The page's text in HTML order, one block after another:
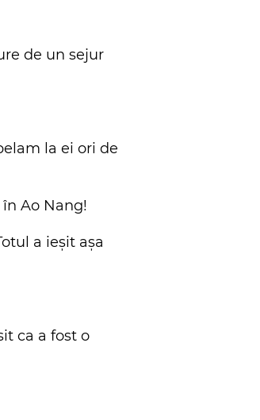
de un sejur
la ei ori de
Ao Nang!
a ieșit așa
ca a fost o